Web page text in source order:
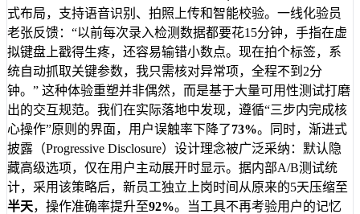
式布局，支持语音识别、拍照上传和智能校验。一线化验员
老张反馈：“以前每次录入检测数据都要花15分钟，手指在虚
拟键盘上戳得生疼，还容易输错小数点。现在拍个标签，系
统自动抓取关键参数，我只需核对异常项，全程不到2分
钟。” 这种体验重塑并非偶然，而是基于大量可用性测试打磨
出的交互规范。我们在实际落地中发现，遵循“三步内完成核
心操作”原则的界面，用户误触率下降了73%。同时，渐进式
披露（Progressive Disclosure）设计理念被广泛采纳：默认隐
藏高级选项，仅在用户主动展开时显示。据内部A/B测试统
计，采用该策略后，新员工独立上岗时间从原来的5天压缩至
半天，操作准确率提升至92%。当工具不再考验用户的记忆